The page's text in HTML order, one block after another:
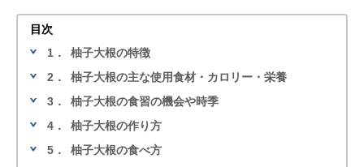
目次
1．
柚子大根の特徴
2．
柚子大根の主な使用食材・カロリー・栄養
3．
柚子大根の食習の機会や時季
4．
柚子大根の作り方
5．
柚子大根の食べ方